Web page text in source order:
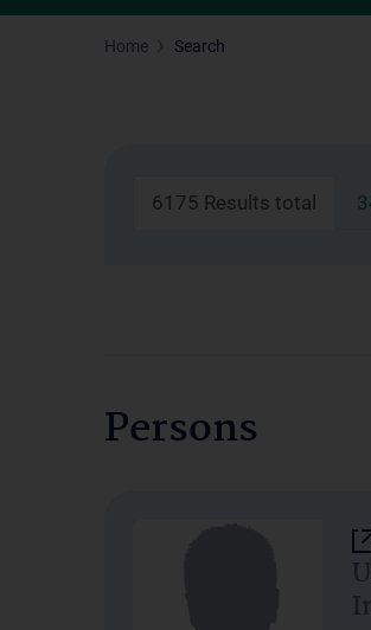
Home Search
6175 Results total
Persons